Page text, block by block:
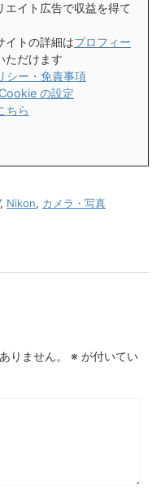
エイト広告で収益を得て
イトの詳細はプロフィー
ただけます
シー・免責事項
の設定
ちら
, Nikon, カメラ・写真
りません。 ※ が付いてい